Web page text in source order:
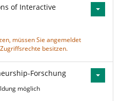
of Interactive
müssen Sie angemeldet
besitzen.
Forschung
möglich